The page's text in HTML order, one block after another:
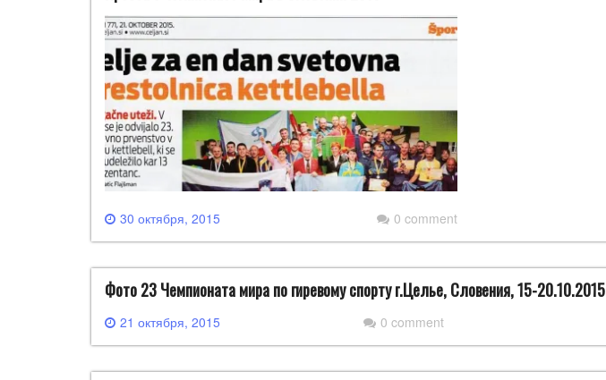
30 октября, 2015 0 comment
Фото 23 Чемпионата мира по гиревому спорту г.Целье, Словения, 15-20.10.2015
21 октября, 2015 0 comment